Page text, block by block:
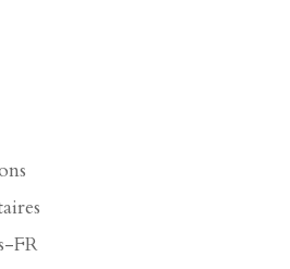
FR